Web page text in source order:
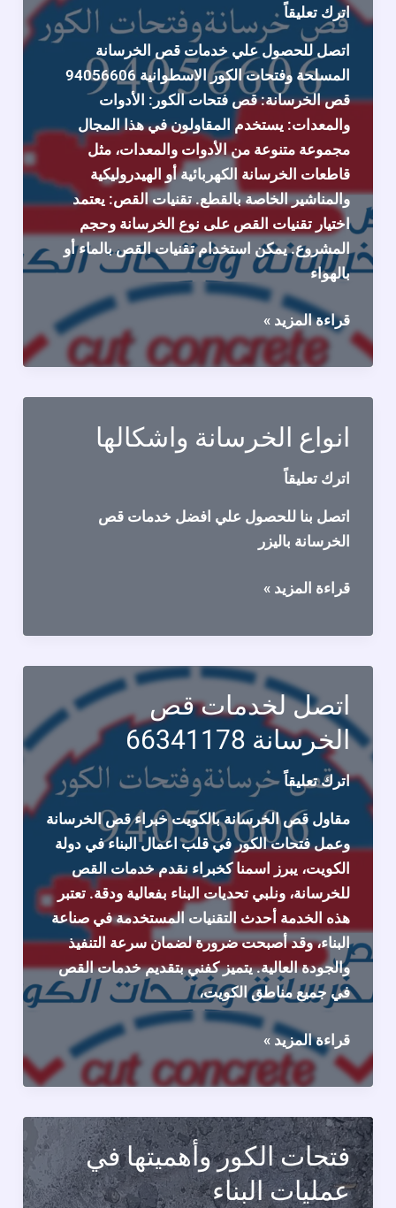
اترك تعليقاً
اتصل للحصول علي خدمات قص الخرسانة
المسلحة وفتحات الكور الاسطوانية 94056606
قص الخرسانة: قص فتحات الكور: الأدوات
والمعدات: يستخدم المقاولون في هذا المجال
مجموعة متنوعة من الأدوات والمعدات، مثل
قاطعات الخرسانة الكهربائية أو الهيدروليكية
والمناشير الخاصة بالقطع. تقنيات القص: يعتمد
اختيار تقنيات القص على نوع الخرسانة وحجم
المشروع. يمكن استخدام تقنيات القص بالماء أو
بالهواء
خدمات
قص
الخرسانة
وقص
الكور:
قراءة المزيد »
انواع الخرسانة واشكالها
اترك تعليقاً
اتصل بنا للحصول علي افضل خدمات قص
الخرسانة باليزر
انواع
واشكالها
قراءة المزيد »
اتصل لخدمات قص
الخرسانة 66341178
اترك تعليقاً
مقاول قص الخرسانة بالكويت خبراء قص الخرسانة
وعمل فتحات الكور في قلب اعمال البناء في دولة
الكويت، يبرز اسمنا كخبراء نقدم خدمات القص
للخرسانة، ونلبي تحديات البناء بفعالية ودقة. تعتبر
هذه الخدمة أحدث التقنيات المستخدمة في صناعة
البناء، وقد أصبحت ضرورة لضمان سرعة التنفيذ
والجودة العالية. يتميز كفني بتقديم خدمات القص
في جميع مناطق الكويت،
اتصل
لخدمات
قص
الخرسانة
66341178
قراءة المزيد »
فتحات الكور وأهميتها في
عمليات البناء